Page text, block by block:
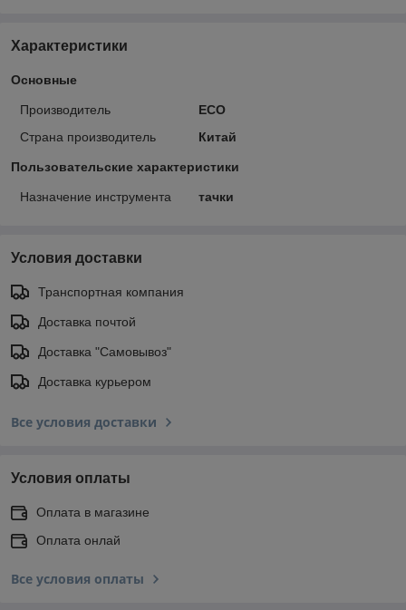
Характеристики
Основные
Производитель
ECO
Страна производитель
Китай
Пользовательские характеристики
Назначение инструмента тачки
Условия доставки
Транспортная компания
Доставка почтой
Доставка "Самовывоз"
Доставка курьером
Все условия доставки
Условия оплаты
Оплата в магазине
Оплата онлай
Все условия оплаты